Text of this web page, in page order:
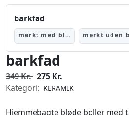
barkfad
mørkt med blad
barkfad
349 Kr. 275 Kr.
Kategori: KERAMIK
Hjemmebagte bløde boller med